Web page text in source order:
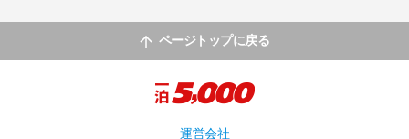
ページトップに戻る
運営会社